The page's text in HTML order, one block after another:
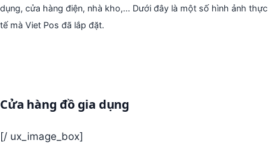
dụng, cửa hàng điện, nhà kho,... Dưới đây là một số hình ảnh thực
tế mà Viet Pos đã lắp đặt.
Cửa hàng đồ gia dụng
[/ ux_image_box]